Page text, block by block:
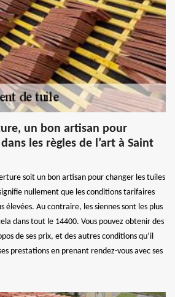
un bon artisan pour
les règles de l’art à Saint
soit un bon artisan pour changer les tuiles
nullement que les conditions tarifaires
élevées. Au contraire, les siennes sont les plus
dans tout le 14400. Vous pouvez obtenir des
de ses prix, et des autres conditions qu’il
prestations en prenant rendez-vous avec ses